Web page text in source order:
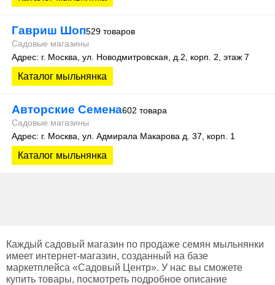
Гавриш Шоп529 товаров
Садовые магазины
Адрес: г. Москва, ул. Новодмитровская, д.2, корп. 2, этаж 7
Каталог мыльнянка
Авторские Семена602 товара
Садовые магазины
Адрес: г. Москва, ул. Адмирала Макарова д. 37, корп. 1
Каталог мыльнянка
Каждый садовый магазин по продаже семян мыльнянки
имеет интернет-магазин, созданный на базе
маркетплейса «Садовый Центр». У нас вы сможете
купить товары, посмотреть подробное описание